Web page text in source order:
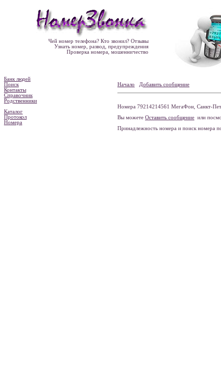
Чей номер телефона? Кто звонил? Отзывы
Узнать номер, развод, предупреждения
Проверка номера, мошенничество
Банк людей
Поиск
Контакты
Справочник
Родственники
Каталог
Протокол
Номера
Начало Добавить сообщение
Номера 79214214561 МегаФон, Санкт-
Вы можете Оставить сообщение или
Принадлежность номера и поиск номера